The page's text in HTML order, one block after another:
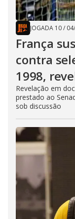
JOGADA 10/
França
contra
1998,
Revelação em
prestado ao
sob discussão